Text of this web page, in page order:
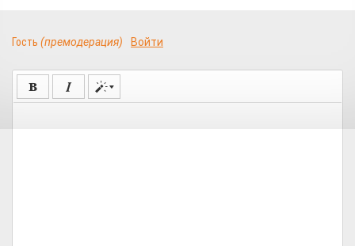
Гость (премодерация) Войти